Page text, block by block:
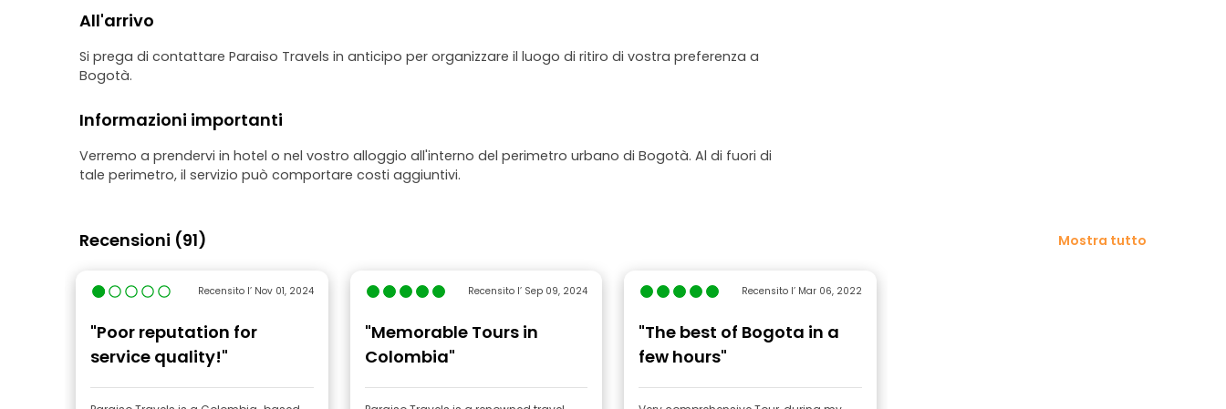
All'arrivo
Si prega di contattare Paraiso Travels in anticipo per organizzare il luogo di ritiro di vostra preferenza a
Bogotà.
Informazioni importanti
Verremo a prendervi in hotel o nel vostro alloggio all'interno del perimetro urbano di Bogotà. Al di fuori di
tale perimetro, il servizio può comportare costi aggiuntivi.
Recensioni (91) Mostra tutto
Recensito l’ Nov 01, 2024
"Poor reputation for
service quality!"
Recensito l’ Sep 09, 2024
"Memorable Tours in
Colombia"
Recensito l’ Mar 06, 2022
"The best of Bogota in a
few hours"